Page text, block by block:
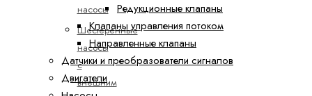
насосы
Шестеренные
насосы
с
внешним
Редукционные клапаны
Клапаны управления потоком
Направленные клапаны
Датчики и преобразователи сигналов
Двигатели